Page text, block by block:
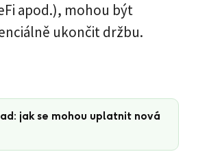
apod.), mohou být
ukončit držbu.
jak se mohou uplatnit nová